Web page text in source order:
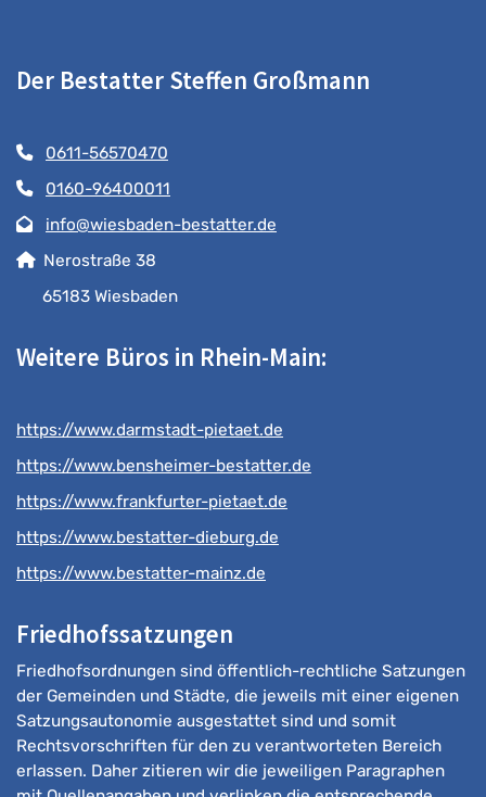
Der Bestatter Steffen Großmann
0611-56570470
0160-96400011
info@wiesbaden-bestatter.de
Nerostraße 38
65183 Wiesbaden
Weitere Büros in Rhein-Main:
https://www.darmstadt-pietaet.de
https://www.bensheimer-bestatter.de
https://www.frankfurter-pietaet.de
https://www.bestatter-dieburg.de
https://www.bestatter-mainz.de
Friedhofssatzungen
Friedhofsordnungen sind öffentlich-rechtliche Satzungen
der Gemeinden und Städte, die jeweils mit einer eigenen
Satzungsautonomie ausgestattet sind und somit
Rechtsvorschriften für den zu verantworteten Bereich
erlassen. Daher zitieren wir die jeweiligen Paragraphen